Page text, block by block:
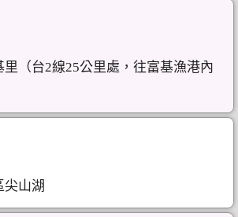
（台2線25公里處，往富基漁港內
尖山湖